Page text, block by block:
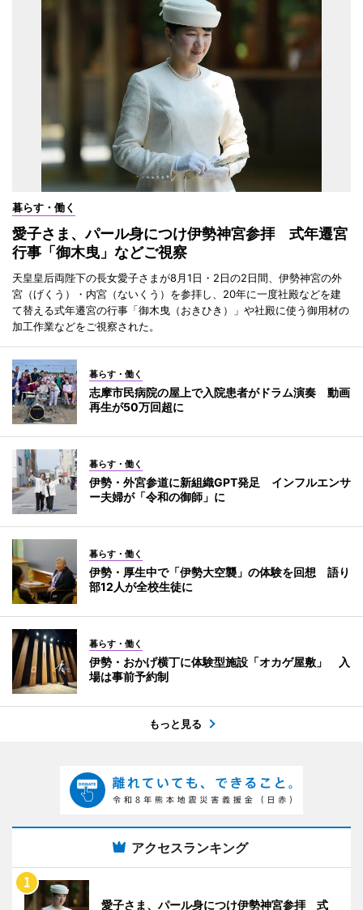
暮らす・働く
愛子さま、パール身につけ伊勢神宮参拝 式年遷宮
行事「御木曳」などご視察
天皇皇后両陛下の長女愛子さまが8月1日・2日の2日間、伊勢神宮の外
宮（げくう）・内宮（ないくう）を参拝し、20年に一度社殿などを建
て替える式年遷宮の行事「御木曳（おきひき）」や社殿に使う御用材の
加工作業などをご視察された。
暮らす・働く
志摩市民病院の屋上で入院患者がドラム演奏 動画
再生が50万回超に
暮らす・働く
伊勢・外宮参道に新組織GPT発足 インフルエンサ
ー夫婦が「令和の御師」に
暮らす・働く
伊勢・厚生中で「伊勢大空襲」の体験を回想 語り
部12人が全校生徒に
暮らす・働く
伊勢・おかげ横丁に体験型施設「オカゲ屋敷」 入
場は事前予約制
もっと見る
アクセスランキング
愛子さま、パール身につけ伊勢神宮参拝 式